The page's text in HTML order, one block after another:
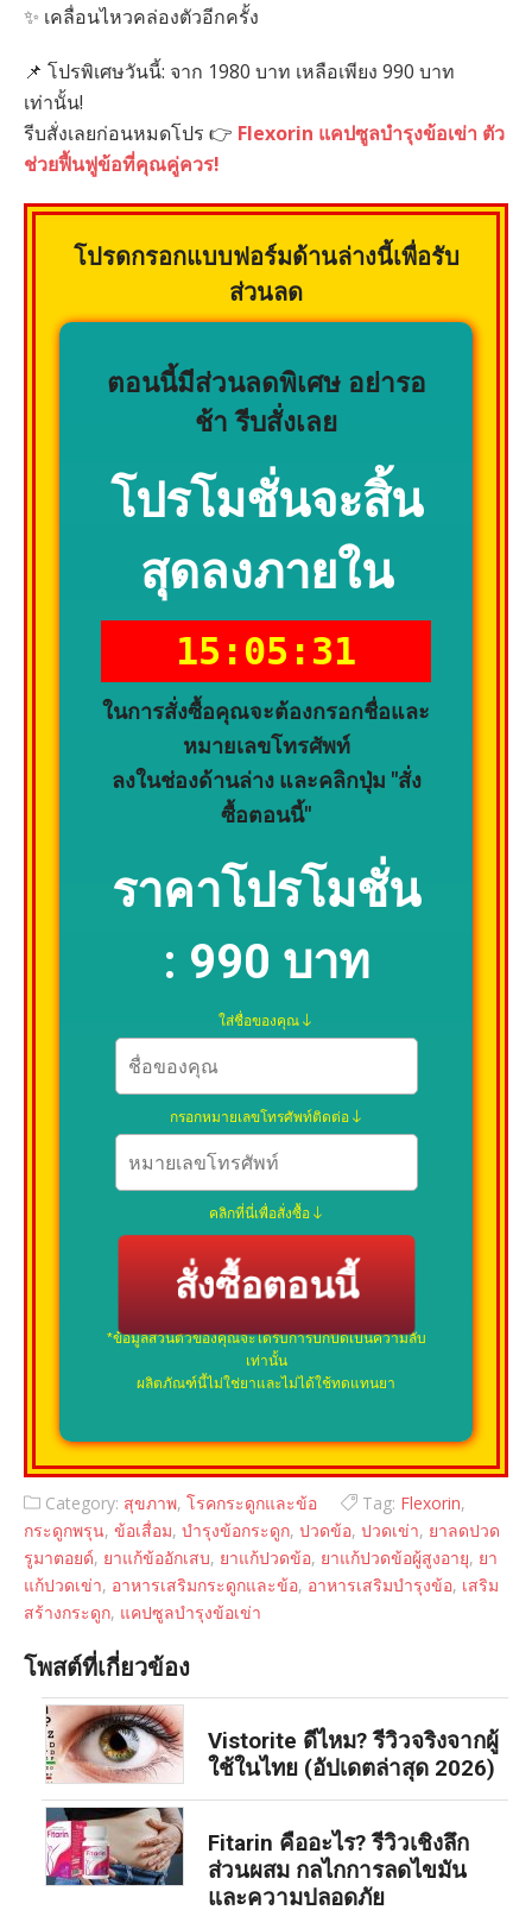
✨ เคลื่อนไหวคล่องตัวอีกครั้ง
📌 โปรพิเศษวันนี้: จาก 1980 บาท เหลือเพียง 990 บาท
เท่านั้น!
รีบสั่งเลยก่อนหมดโปร 👉 Flexorin แคปซูลบำรุงข้อเข่า ตัว
ช่วยฟื้นฟูข้อที่คุณคู่ควร!
โปรดกรอกแบบฟอร์มด้านล่างนี้เพื่อรับ
ส่วนลด
ตอนนี้มีส่วนลดพิเศษ อย่ารอ
ช้า รีบสั่งเลย
โปรโมชั่นจะสิ้น
สุดลงภายใน
15:05:29
ในการสั่งซื้อคุณจะต้องกรอกชื่อและ
หมายเลขโทรศัพท์
ลงในช่องด้านล่าง และคลิกปุ่ม "สั่ง
ซื้อตอนนี้"
ราคาโปรโมชั่น
: 990 บาท
ใส่ชื่อของคุณ
กรอกหมายเลขโทรศัพท์ติดต่อ
คลิกที่นี่เพื่อสั่งซื้อ
สั่งซื้อตอนนี้
*ข้อมูลส่วนตัวของคุณจะได้รับการปกปิดเป็นความลับ
เท่านั้น
ผลิตภัณฑ์นี้ไม่ใช่ยาและไม่ได้ใช้ทดแทนยา
Category: สุขภาพ, โรคกระดูกและข้อ Tag: Flexorin,
กระดูกพรุน, ข้อเสื่อม, บำรุงข้อกระดูก, ปวดข้อ, ปวดเข่า, ยาลดปวด
รูมาตอยด์, ยาแก้ข้ออักเสบ, ยาแก้ปวดข้อ, ยาแก้ปวดข้อผู้สูงอายุ, ยา
แก้ปวดเข่า, อาหารเสริมกระดูกและข้อ, อาหารเสริมบำรุงข้อ, เสริม
สร้างกระดูก, แคปซูลบำรุงข้อเข่า
โพสต์ที่เกี่ยวข้อง
Vistorite ดีไหม? รีวิวจริงจากผู้
ใช้ในไทย (อัปเดตล่าสุด 2026)
Fitarin คืออะไร? รีวิวเชิงลึก
ส่วนผสม กลไกการลดไขมัน
และความปลอดภัย